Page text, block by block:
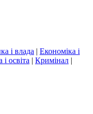
і влада | Економіка і
і освіта | Кримінал |